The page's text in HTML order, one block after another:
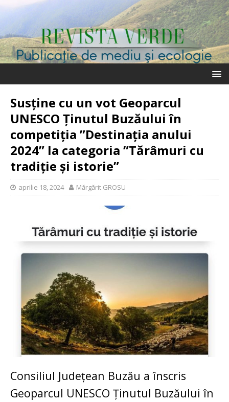
Susține cu un vot Geoparcul
UNESCO Ținutul Buzăului în
competiția ”Destinația anului
2024” la categoria ”Tărâmuri cu
tradiție și istorie”
aprilie 18, 2024 Mărgărit GROSU
Consiliul Județean Buzău a înscris
Geoparcul UNESCO Ținutul Buzăului în